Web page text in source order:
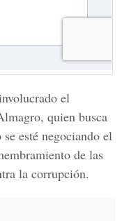
el
quien busca
esté negociando el
de las
la corrupción.